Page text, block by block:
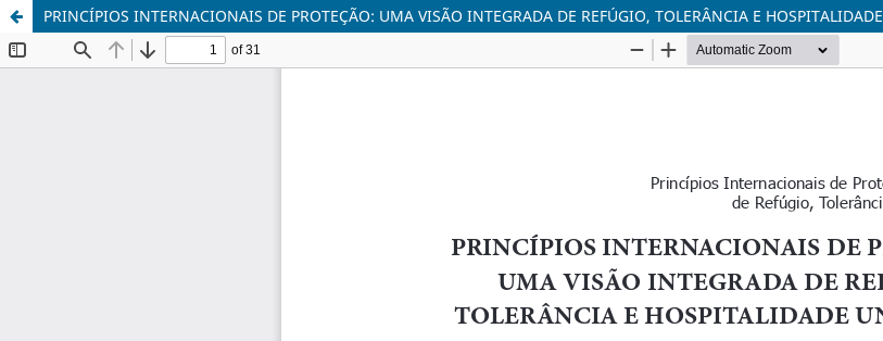
PRINCÍPIOS INTERNACIONAIS DE PROTEÇÃO: UMA VISÃO INTEGRADA DE REFÚGIO, TOLERÂNCIA E HOSPITALIDADE